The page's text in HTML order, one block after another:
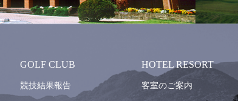
GOLF CLUB
競技結果報告
HOTEL RESORT
客室のご案内